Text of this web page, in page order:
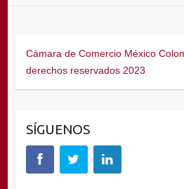
Cámara de Comercio México
derechos reservados 2023
SÍGUENOS